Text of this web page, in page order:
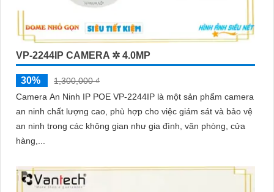
VP-2244IP CAMERA ✲ 4.0MP
30%
1,300,000 ₫
Camera An Ninh IP POE VP-2244IP là một sản phẩm camera
an ninh chất lượng cao, phù hợp cho việc giám sát và bảo vệ
an ninh trong các không gian như gia đình, văn phòng, cửa
hàng,...